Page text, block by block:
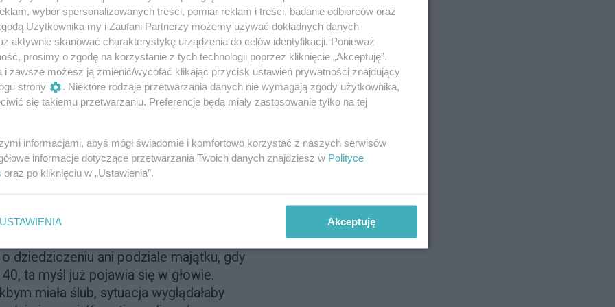
pamiętasz, co sobie przyrzekaliśmy?
papieru.
Ja sądzę, że ślub jest raczej
że chcemy iść dalej przez
otwarcie, bez sekretu. Dlatego nie ma
jak deklarujemy, że będziemy żyć ze
się da. Myślę, że nie doceniamy
to jest na serio, to jest
że ten „świstek papieru” ma
mamy prawa i obowiązki. Mamy prawo
i sami jesteśmy do nich zobligowani.
dziedziczeniu ani podziale majątku, gdy
ta myśl już pojawia się w głowie.
miała ślub, sytuacja wyglądałaby
wybór spersonalizowanych treści, pomiar reklam i treści, badanie odbiorców oraz
Użytkownika my i Zaufani Partnerzy możemy używać dokładnych danych
aktywnie skanować charakterystykę urządzenia do celów identyfikacji. Ponieważ
prosimy o zgodę na korzystanie z tych technologii poprzez kliknięcie „Akceptuję”.
i zawsze możesz ją zmienić/wycofać klikając przycisk ustawień prywatności znajdujący
strony
. Niektóre rodzaje przetwarzania danych nie wymagają zgody użytkownika,
się takiemu przetwarzaniu. Preferencje będą miały zastosowanie tylko na tej
informacjami, abyś mógł świadomie i komfortowo korzystać z naszych serwisów
informacje dotyczące przetwarzania Twoich danych znajdziesz w Polityce
oraz po kliknięciu w „Ustawienia”.
USTAWIENIA Akceptuję